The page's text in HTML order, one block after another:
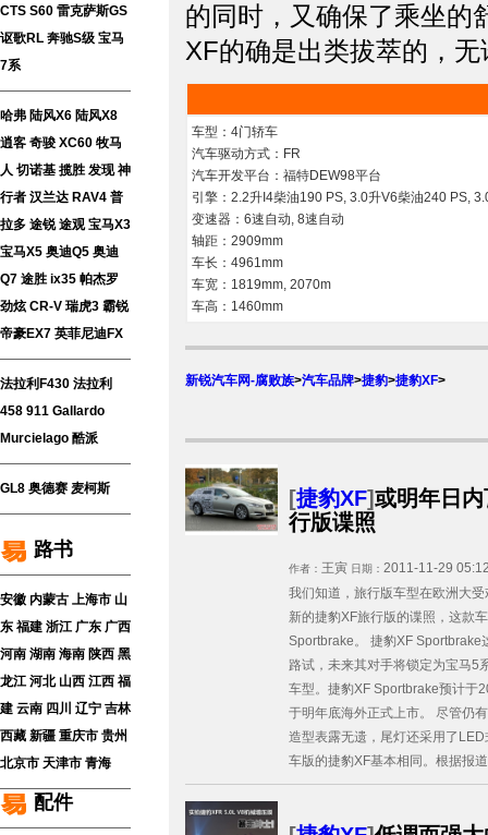
CTS S60 雷克萨斯GS
讴歌RL 奔驰S级 宝马
7系
哈弗 陆风X6 陆风X8
逍客 奇骏 XC60 牧马
人 切诺基 揽胜 发现 神
行者 汉兰达 RAV4 普
拉多 途锐 途观 宝马X3
宝马X5 奥迪Q5 奥迪
Q7 途胜 ix35 帕杰罗
劲炫 CR-V 瑞虎3 霸锐
帝豪EX7 英菲尼迪FX
法拉利F430 法拉利
458 911 Gallardo
Murcielago 酷派
GL8 奥德赛 麦柯斯
路书
安徽 内蒙古 上海市 山
东 福建 浙江 广东 广西
河南 湖南 海南 陕西 黑
龙江 河北 山西 江西 福
建 云南 四川 辽宁 吉林
西藏 新疆 重庆市 贵州
北京市 天津市 青海
配件
的同时，又确保了乘坐的
XF的确是出类拔萃的，
车型：4门轿车
汽车驱动方式：FR
汽车开发平台：福特DEW98平台
引擎：2.2升I4柴油190 PS, 3.0升V6柴油240 PS,
变速器：6速自动, 8速自动
轴距：2909mm
车长：4961mm
车宽：1819mm, 2070m
车高：1460mm
新锐汽车网-腐败族>汽车品牌>捷豹>捷豹XF>
[捷豹XF]或明年日
行版谍照
作者： 王寅 日期： 2011-11-29
我们知道，旅行版车型在欧洲大
新的捷豹XF旅行版的谍照，这款
Sportbrake。 捷豹XF Sportbrake
路试，未来其对手将锁定为宝马5
车型。捷豹XF Sportbrake预计于
于明年底海外正式上市。 尽管仍
造型表露无遗，尾灯还采用了
车版的捷豹XF基本相同。根据报